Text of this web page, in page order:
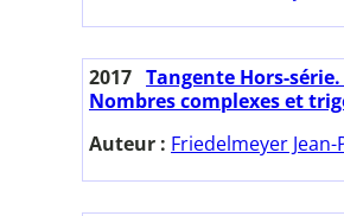
2017 Tangente Hors-série.
Nombres complexes et
Auteur : Friedelmeyer